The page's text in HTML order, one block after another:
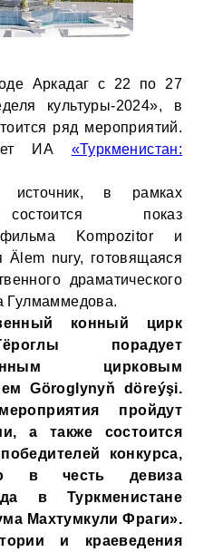
Аркадаг с 22 по 27
культуры-2024», в
ряд мероприятий.
ИА «Туркменистан:
источник, в рамках
показ
фильма Kompozitor и
Älem nury, готовящаяся
драматического
Гулмаммедова.
конный цирк
порадует
цирковым
Göroglynyň döreýşi.
пройдут
а также состоится
конкурса,
в честь девиза
в Туркменистане
Махтумкули Фраги».
и краеведения